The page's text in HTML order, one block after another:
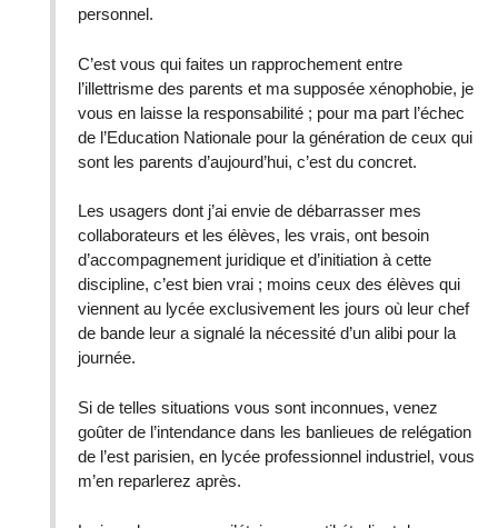
personnel.
C’est vous qui faites un rapprochement entre
l’illettrisme des parents et ma supposée xénophobie, je
vous en laisse la responsabilité ; pour ma part l’échec
de l’Education Nationale pour la génération de ceux qui
sont les parents d’aujourd’hui, c’est du concret.
Les usagers dont j’ai envie de débarrasser mes
collaborateurs et les élèves, les vrais, ont besoin
d’accompagnement juridique et d’initiation à cette
discipline, c’est bien vrai ; moins ceux des élèves qui
viennent au lycée exclusivement les jours où leur chef
de bande leur a signalé la nécessité d’un alibi pour la
journée.
Si de telles situations vous sont inconnues, venez
goûter de l’intendance dans les banlieues de relégation
de l’est parisien, en lycée professionnel industriel, vous
m’en reparlerez après.